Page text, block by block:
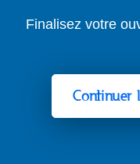
Finalisez votre
Continuer